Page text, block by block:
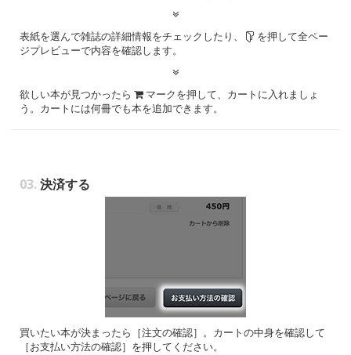
表紙を選んで雑誌の詳細情報をチェックしたり、
を押して全ペー
ジプレビューで内容を確認します。
欲しい本が見つかったら
マークを押して、カートに入れましょ
う。カートには何冊でも本を追加できます。
03. 決済する
買いたい本が決まったら［注文の確認］。カートの中身を確認して
［お支払い方法の確認］を押してください。